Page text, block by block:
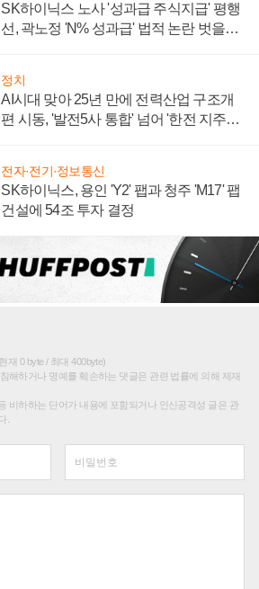
SK하이닉스 노사 '성과급 주식지급' 평행
선, 곽노정 'N% 성과급' 법적 논란 벗을지
정치
AI시대 맞아 25년 만에 전력산업 구조개
편 시동, '발전5사 통합' 넘어 '한전 지주사'
전자·전기·정보통신
SK하이닉스, 용인 'Y2' 팹과 청주 'M17' 팹
건설에 54조 투자 결정
재 0 byte / 최대 400byte)
해하거나 명예를 훼손하는 댓글은 관련 법률에 의해 제재
비하하는 단어가 내용에 포함되거나 인신공격성 글은 관
.